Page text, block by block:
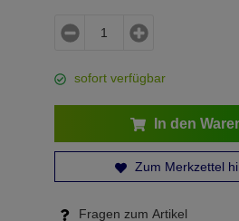
sofort verfügbar
In den
Zum Merkzettel
Fragen zum Artikel